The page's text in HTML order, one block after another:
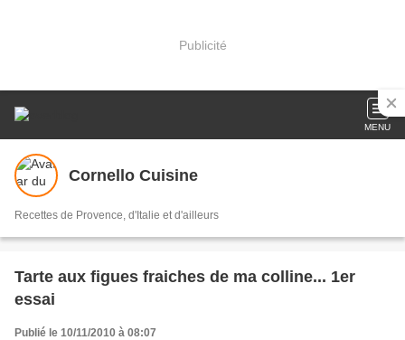
Publicité
MENU
Cornello Cuisine
Recettes de Provence, d'Italie et d'ailleurs
Tarte aux figues fraiches de ma colline... 1er
essai
Publié le 10/11/2010 à 08:07